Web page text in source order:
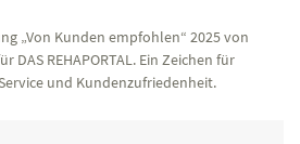
„Von Kunden empfohlen“ 2025 von
DAS REHAPORTAL. Ein Zeichen für
und Kundenzufriedenheit.